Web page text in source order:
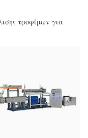
τροφίμων για